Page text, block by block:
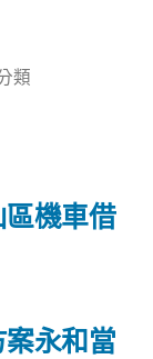
類
永和當
機車借